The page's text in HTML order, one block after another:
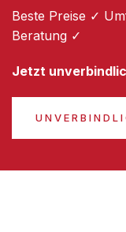
Beste Preise ✓
Beratung ✓
Jetzt